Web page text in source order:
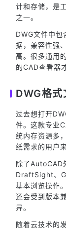
计和存储，是
之一。
DWG文件中包
据，兼容性强
高。很多通用
的CAD查看器
DWG格
过去想打开
件。这款专业
统内存资源多
纸需求的用户
除了AutoCAD
DraftSight、
基本浏览操作
还会受到版本
异。
随着云技术的